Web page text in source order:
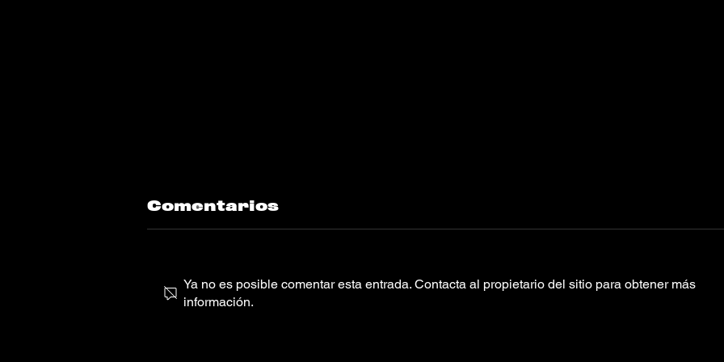
Comentarios
Ya no es posible comentar esta entrada. Contacta al propietario del sitio para obtener más
información.